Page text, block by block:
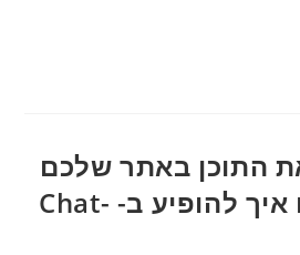
התוכן באתר שלכם
לעידן ה- AI?או איך להופיע ב- Chat-